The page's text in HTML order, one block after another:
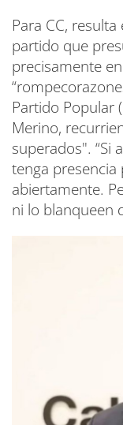
Para CC,
partido que
precisamente
Partido Popular
Merino,
superados". “Si
tenga presencia
abiertamente.
ni lo blanqueen